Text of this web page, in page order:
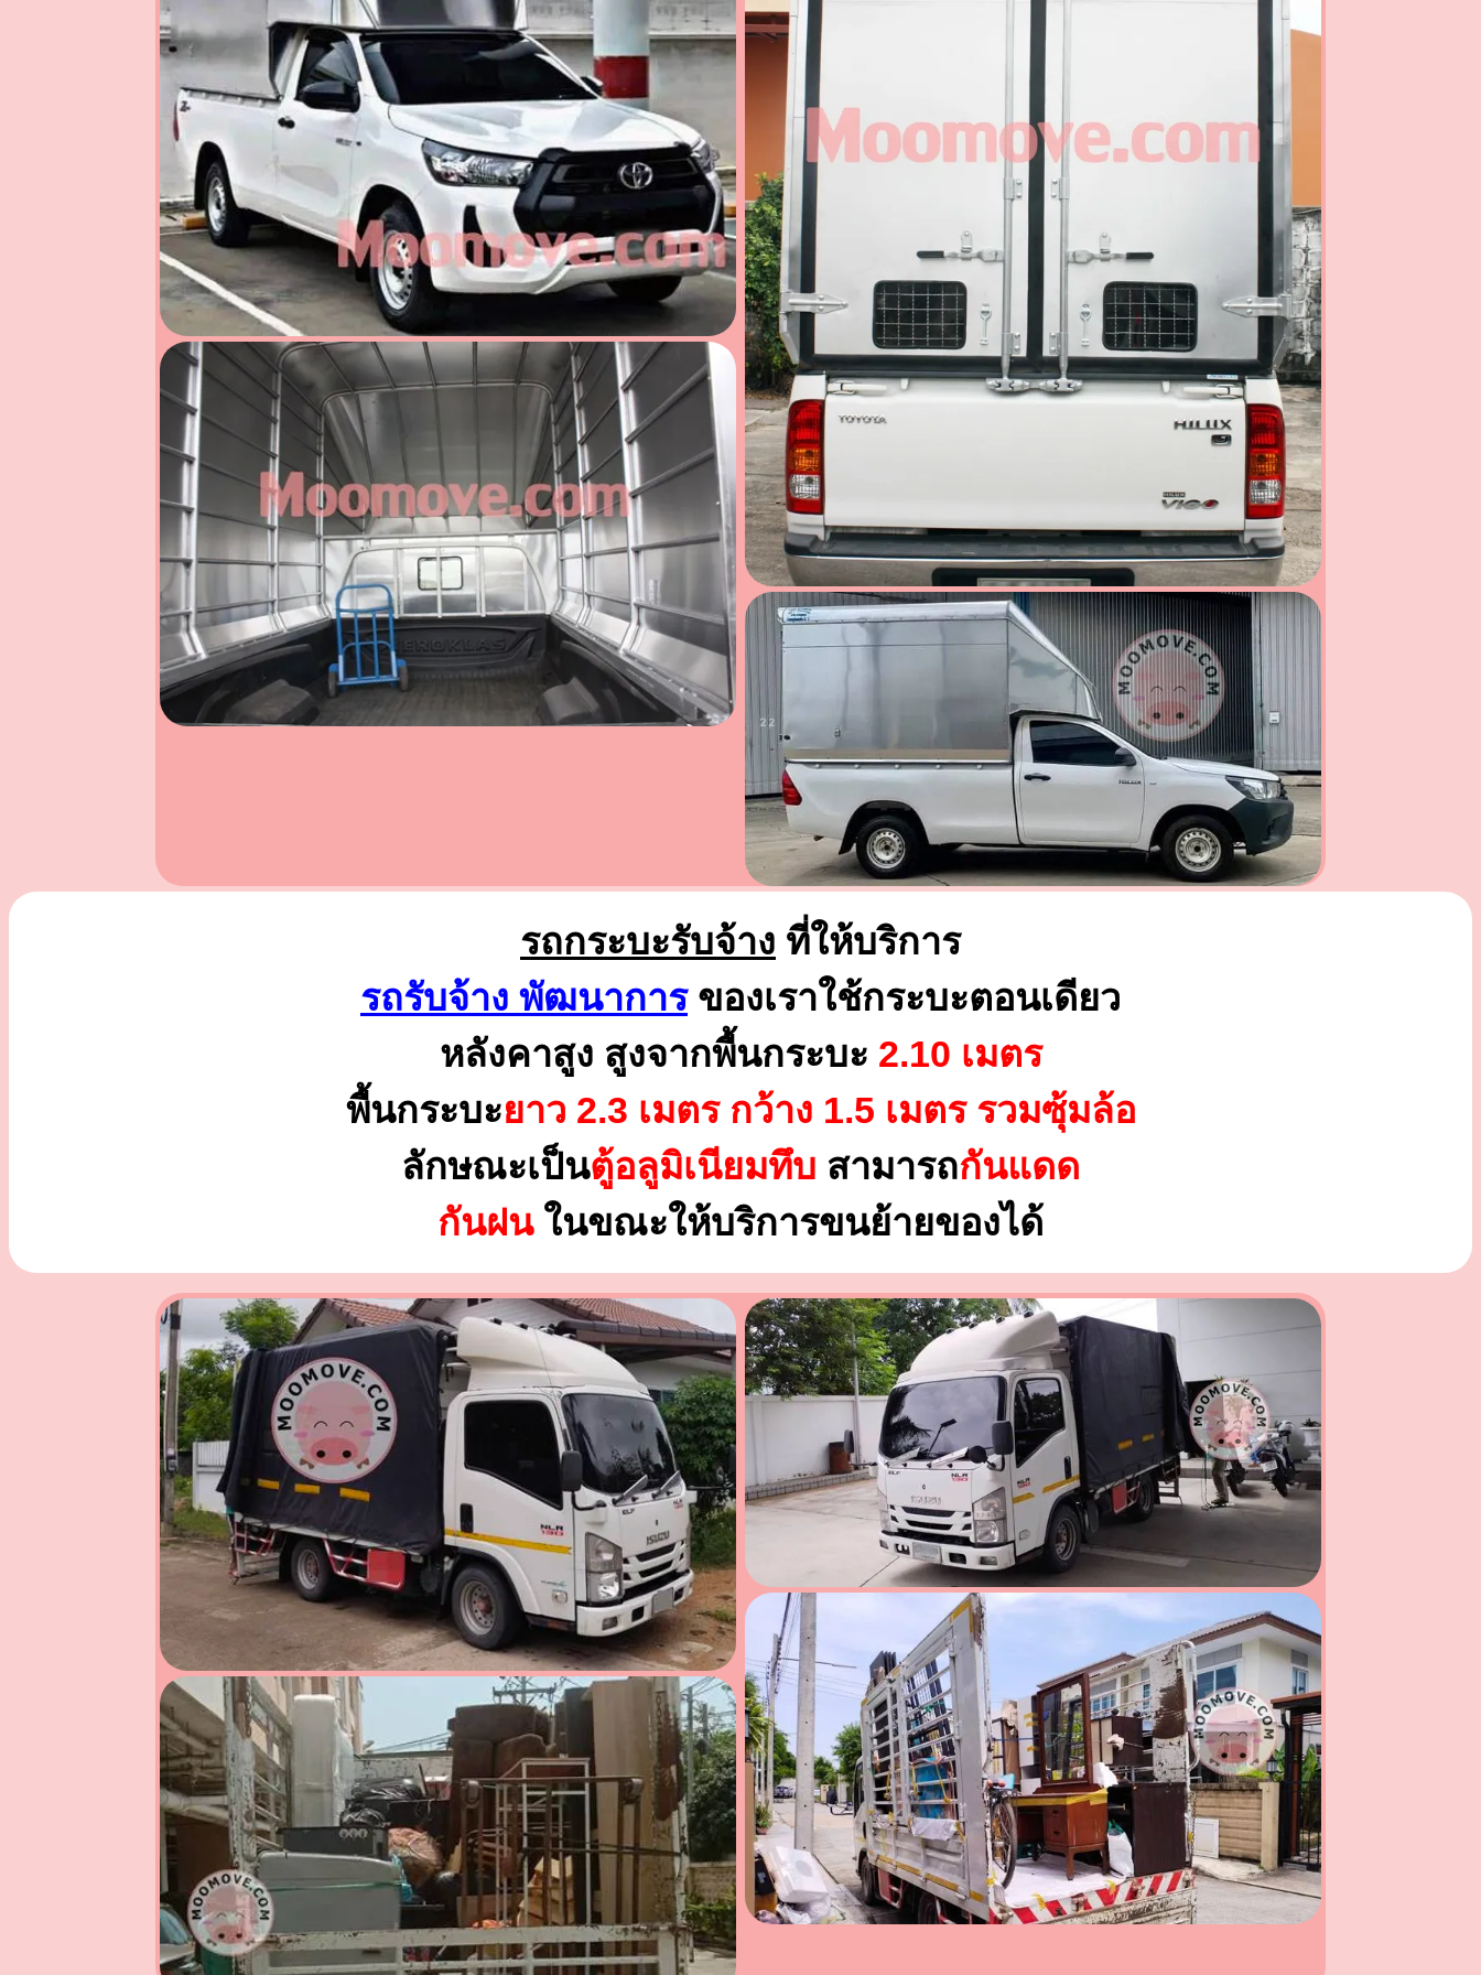
รถกระบะรับจ้าง ที่ให้บริการ
รถรับจ้าง พัฒนาการของเราใช้กระบะตอนเดียว
หลังคาสูง สูงจากพื้นกระบะ 2.10 เมตร
พื้นกระบะยาว 2.3 เมตร กว้าง 1.5 เมตร รวมซุ้มล้อ
ลักษณะเป็นตู้อลูมิเนียมทึบ สามารถกันแดด
กันฝนในขณะให้บริการขนย้ายของได้